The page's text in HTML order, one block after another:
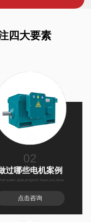
四大要素
02
过哪些电机案例
water pipe projects have you done
点击咨询